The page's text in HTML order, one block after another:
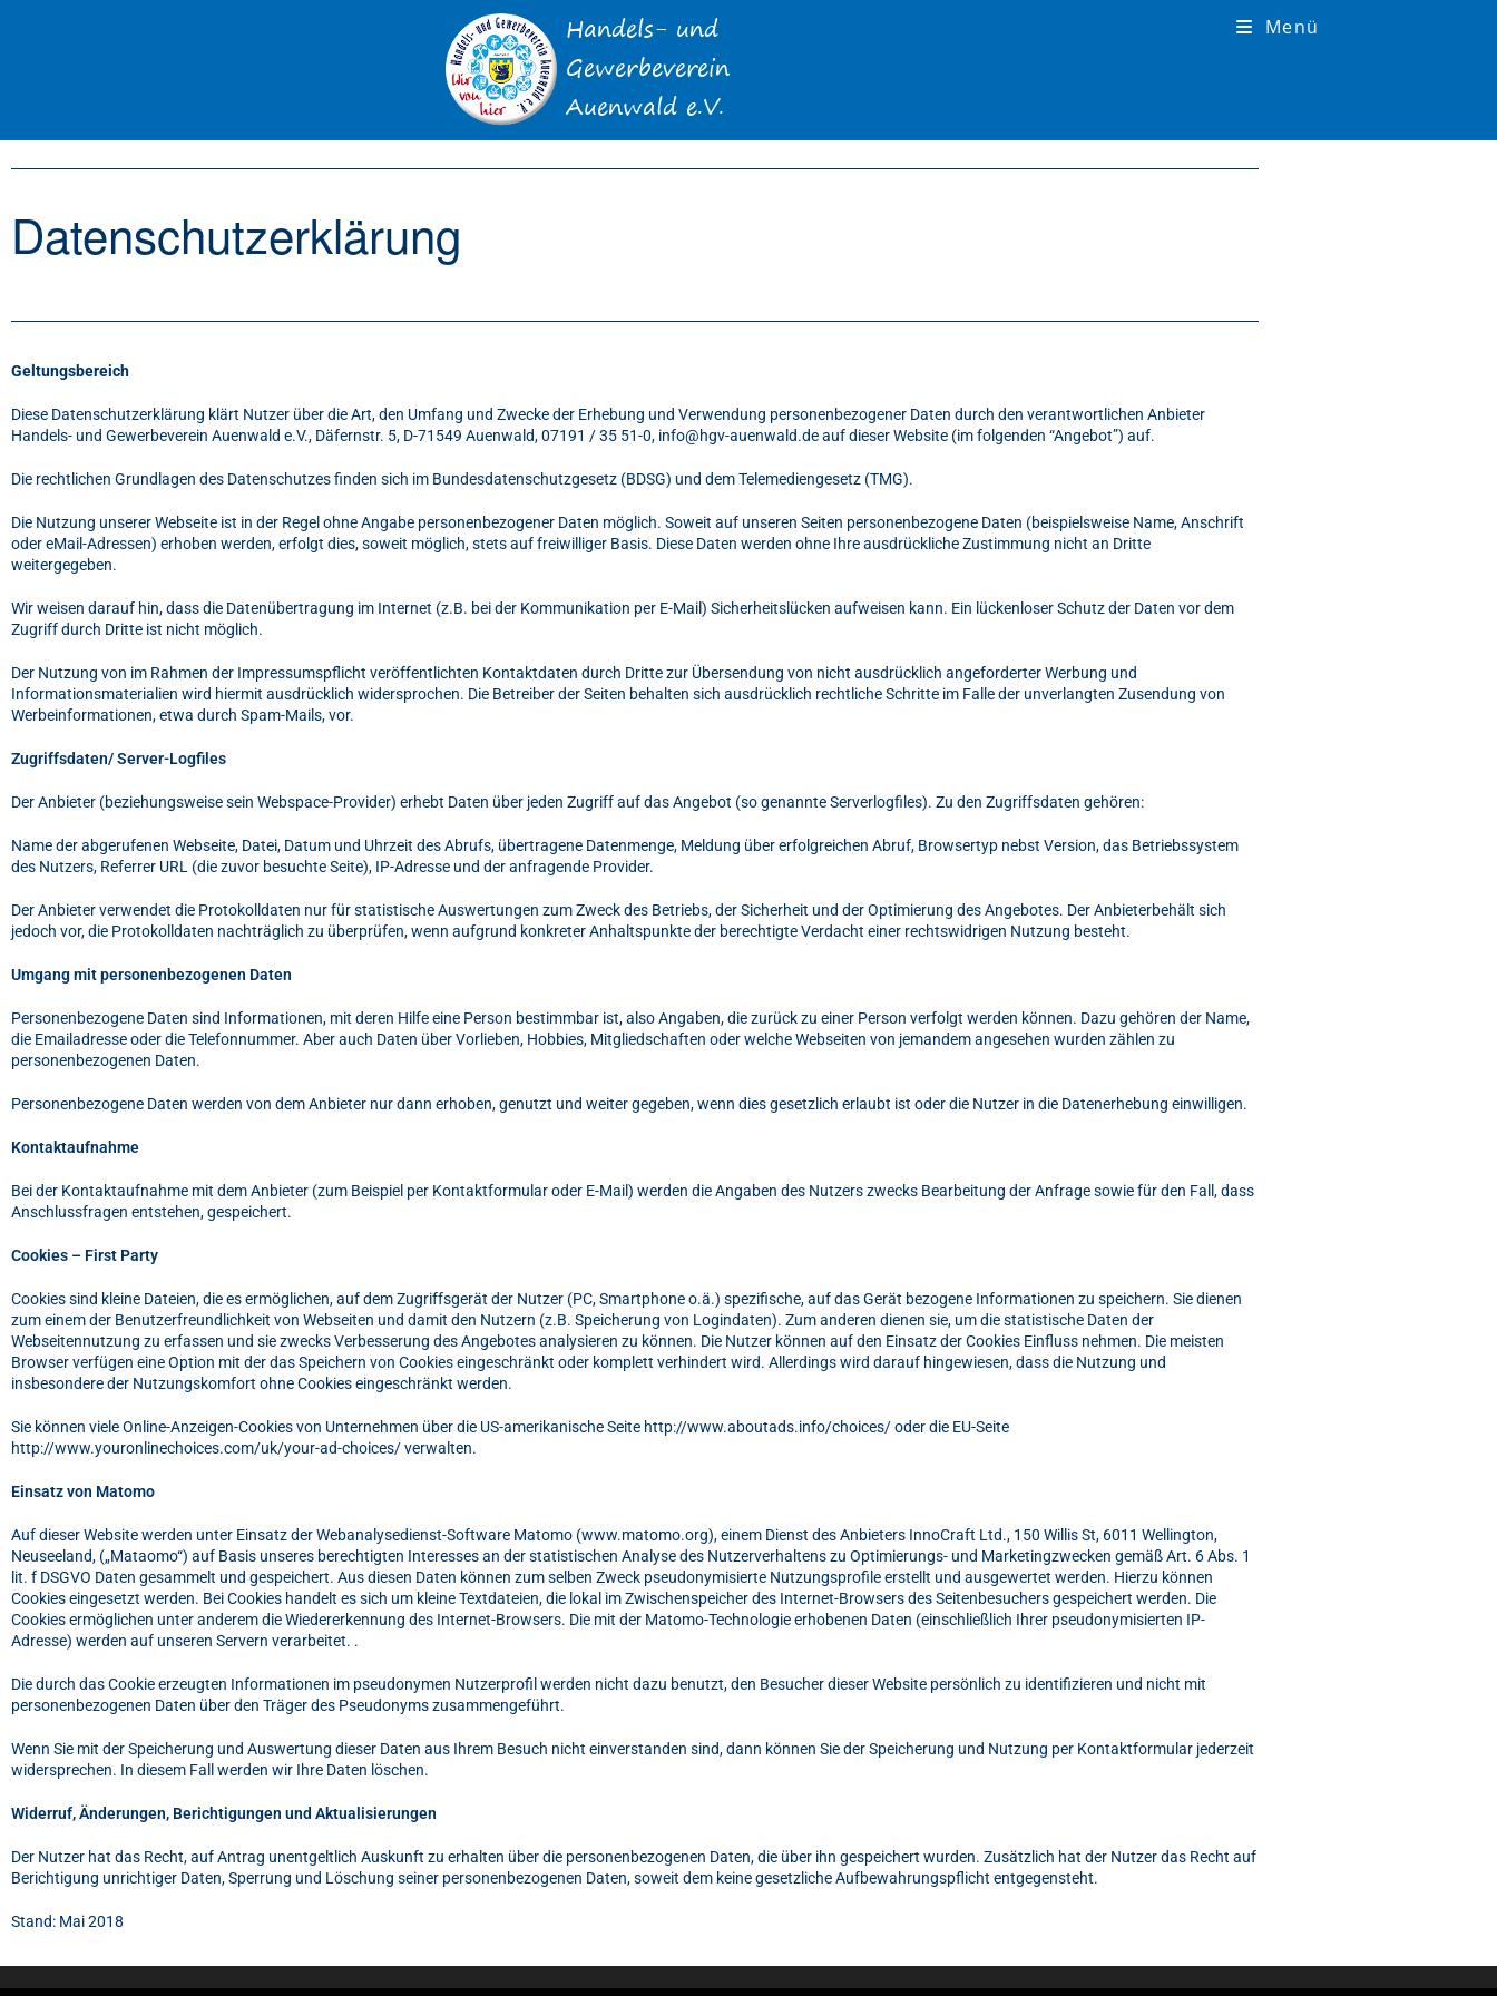
Menü
Datenschutzerklärung
Geltungsbereich
Diese Datenschutzerklärung klärt Nutzer über die Art, den Umfang und Zwecke der Erhebung und Verwendung personenbezogener Daten durch den verantwortlichen Anbieter
Handels- und Gewerbeverein Auenwald e.V., Däfernstr. 5, D-71549 Auenwald, 07191 / 35 51-0, info@hgv-auenwald.deauf dieser Website (im folgenden “Angebot”) auf.
Die rechtlichen Grundlagen des Datenschutzes finden sich im Bundesdatenschutzgesetz (BDSG) und dem Telemediengesetz (TMG).
Die Nutzung unserer Webseite ist in der Regel ohne Angabe personenbezogener Daten möglich. Soweit auf unseren Seiten personenbezogene Daten (beispielsweise Name, Anschrift
oder eMail-Adressen) erhoben werden, erfolgt dies, soweit möglich, stets auf freiwilliger Basis. Diese Daten werden ohne Ihre ausdrückliche Zustimmung nicht an Dritte
weitergegeben.
Wir weisen darauf hin, dass die Datenübertragung im Internet (z.B. bei der Kommunikation per E-Mail) Sicherheitslücken aufweisen kann. Ein lückenloser Schutz der Daten vor dem
Zugriff durch Dritte ist nicht möglich.
Der Nutzung von im Rahmen der Impressumspflicht veröffentlichten Kontaktdaten durch Dritte zur Übersendung von nicht ausdrücklich angeforderter Werbung und
Informationsmaterialien wird hiermit ausdrücklich widersprochen. Die Betreiber der Seiten behalten sich ausdrücklich rechtliche Schritte im Falle der unverlangten Zusendung von
Werbeinformationen, etwa durch Spam-Mails, vor.
Zugriffsdaten/ Server-Logfiles
Der Anbieter (beziehungsweise sein Webspace-Provider) erhebt Daten über jeden Zugriff auf das Angebot (so genannte Serverlogfiles). Zu den Zugriffsdaten gehören:
Name der abgerufenen Webseite, Datei, Datum und Uhrzeit des Abrufs, übertragene Datenmenge, Meldung über erfolgreichen Abruf, Browsertyp nebst Version, das Betriebssystem
des Nutzers, Referrer URL (die zuvor besuchte Seite), IP-Adresse und der anfragende Provider.
Der Anbieter verwendet die Protokolldaten nur für statistische Auswertungen zum Zweck des Betriebs, der Sicherheit und der Optimierung des Angebotes. Der Anbieterbehält sich
jedoch vor, die Protokolldaten nachträglich zu überprüfen, wenn aufgrund konkreter Anhaltspunkte der berechtigte Verdacht einer rechtswidrigen Nutzung besteht.
Umgang mit personenbezogenen Daten
Personenbezogene Daten sind Informationen, mit deren Hilfe eine Person bestimmbar ist, also Angaben, die zurück zu einer Person verfolgt werden können. Dazu gehören der Name,
die Emailadresse oder die Telefonnummer. Aber auch Daten über Vorlieben, Hobbies, Mitgliedschaften oder welche Webseiten von jemandem angesehen wurden zählen zu
personenbezogenen Daten.
Personenbezogene Daten werden von dem Anbieter nur dann erhoben, genutzt und weiter gegeben, wenn dies gesetzlich erlaubt ist oder die Nutzer in die Datenerhebung einwilligen.
Kontaktaufnahme
Bei der Kontaktaufnahme mit dem Anbieter (zum Beispiel per Kontaktformular oder E-Mail) werden die Angaben des Nutzers zwecks Bearbeitung der Anfrage sowie für den Fall, dass
Anschlussfragen entstehen, gespeichert.
Cookies – First Party
Cookies sind kleine Dateien, die es ermöglichen, auf dem Zugriffsgerät der Nutzer (PC, Smartphone o.ä.) spezifische, auf das Gerät bezogene Informationen zu speichern. Sie dienen
zum einem der Benutzerfreundlichkeit von Webseiten und damit den Nutzern (z.B. Speicherung von Logindaten). Zum anderen dienen sie, um die statistische Daten der
Webseitennutzung zu erfassen und sie zwecks Verbesserung des Angebotes analysieren zu können. Die Nutzer können auf den Einsatz der Cookies Einfluss nehmen. Die meisten
Browser verfügen eine Option mit der das Speichern von Cookies eingeschränkt oder komplett verhindert wird. Allerdings wird darauf hingewiesen, dass die Nutzung und
insbesondere der Nutzungskomfort ohne Cookies eingeschränkt werden.
Sie können viele Online-Anzeigen-Cookies von Unternehmen über die US-amerikanische Seite http://www.aboutads.info/choices/ oder die EU-Seite
http://www.youronlinechoices.com/uk/your-ad-choices/ verwalten.
Einsatz von Matomo
Auf dieser Website werden unter Einsatz der Webanalysedienst-Software Matomo (www.matomo.org), einem Dienst des Anbieters InnoCraft Ltd., 150 Willis St, 6011 Wellington,
Neuseeland, („Mataomo“) auf Basis unseres berechtigten Interesses an der statistischen Analyse des Nutzerverhaltens zu Optimierungs- und Marketingzwecken gemäß Art. 6 Abs. 1
lit. f DSGVO Daten gesammelt und gespeichert. Aus diesen Daten können zum selben Zweck pseudonymisierte Nutzungsprofile erstellt und ausgewertet werden. Hierzu können
Cookies eingesetzt werden. Bei Cookies handelt es sich um kleine Textdateien, die lokal im Zwischenspeicher des Internet-Browsers des Seitenbesuchers gespeichert werden. Die
Cookies ermöglichen unter anderem die Wiedererkennung des Internet-Browsers. Die mit der Matomo-Technologie erhobenen Daten (einschließlich Ihrer pseudonymisierten IP-
Adresse) werden auf unseren Servern verarbeitet. .
Die durch das Cookie erzeugten Informationen im pseudonymen Nutzerprofil werden nicht dazu benutzt, den Besucher dieser Website persönlich zu identifizieren und nicht mit
personenbezogenen Daten über den Träger des Pseudonyms zusammengeführt.
Wenn Sie mit der Speicherung und Auswertung dieser Daten aus Ihrem Besuch nicht einverstanden sind, dann können Sie der Speicherung und Nutzung per Kontaktformular jederzeit
widersprechen. In diesem Fall werden wir Ihre Daten löschen.
Widerruf, Änderungen, Berichtigungen und Aktualisierungen
Der Nutzer hat das Recht, auf Antrag unentgeltlich Auskunft zu erhalten über die personenbezogenen Daten, die über ihn gespeichert wurden. Zusätzlich hat der Nutzer das Recht auf
Berichtigung unrichtiger Daten, Sperrung und Löschung seiner personenbezogenen Daten, soweit dem keine gesetzliche Aufbewahrungspflicht entgegensteht.
Stand: Mai 2018